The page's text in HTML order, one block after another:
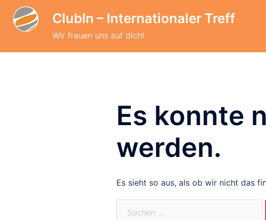
Inhalt
springen
ClubIn – Internationaler Treff
Wir freuen uns auf dich!
Es konnte
werden.
Es sieht so aus, als ob wir nicht das